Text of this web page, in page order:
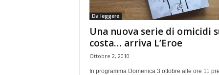
Da leggere
Una nuova serie di omicidi
costa… arriva L’Eroe
Ottobre 2, 2010
In programma Domenica 3 ottobre alle ore 11